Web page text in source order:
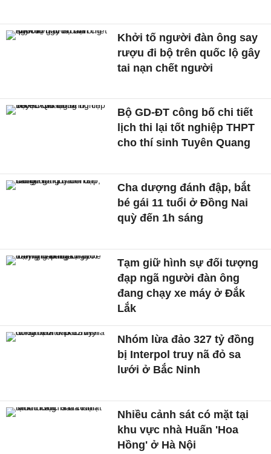
Khởi tố người đàn ông say
rượu đi bộ trên quốc lộ gây
tai nạn chết người
Bộ GD-ĐT công bố chi tiết
lịch thi lại tốt nghiệp THPT
cho thí sinh Tuyên Quang
Cha dượng đánh đập, bắt
bé gái 11 tuổi ở Đồng Nai
quỳ đến 1h sáng
Tạm giữ hình sự đối tượng
đạp ngã người đàn ông
đang chạy xe máy ở Đắk
Lắk
Nhóm lừa đảo 327 tỷ đồng
bị Interpol truy nã đỏ sa
lưới ở Bắc Ninh
Nhiều cảnh sát có mặt tại
khu vực nhà Huấn 'Hoa
Hồng' ở Hà Nội